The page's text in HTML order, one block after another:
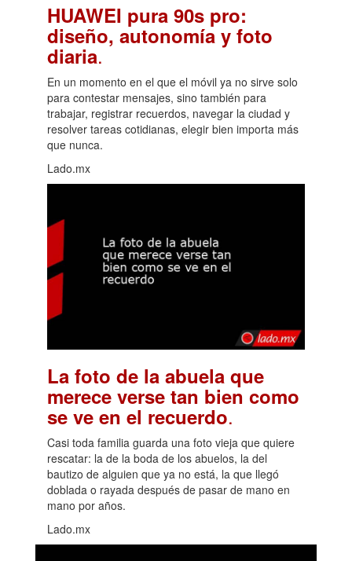
HUAWEI pura 90s pro:
diseño, autonomía y foto
diaria.
En un momento en el que el móvil ya no sirve solo
para contestar mensajes, sino también para
trabajar, registrar recuerdos, navegar la ciudad y
resolver tareas cotidianas, elegir bien importa más
que nunca.
Lado.mx
La foto de la abuela que
merece verse tan bien como
se ve en el recuerdo.
Casi toda familia guarda una foto vieja que quiere
rescatar: la de la boda de los abuelos, la del
bautizo de alguien que ya no está, la que llegó
doblada o rayada después de pasar de mano en
mano por años.
Lado.mx